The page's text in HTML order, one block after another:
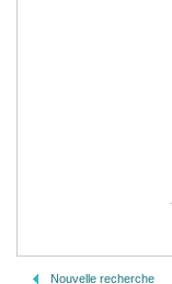
Nouvelle recherche